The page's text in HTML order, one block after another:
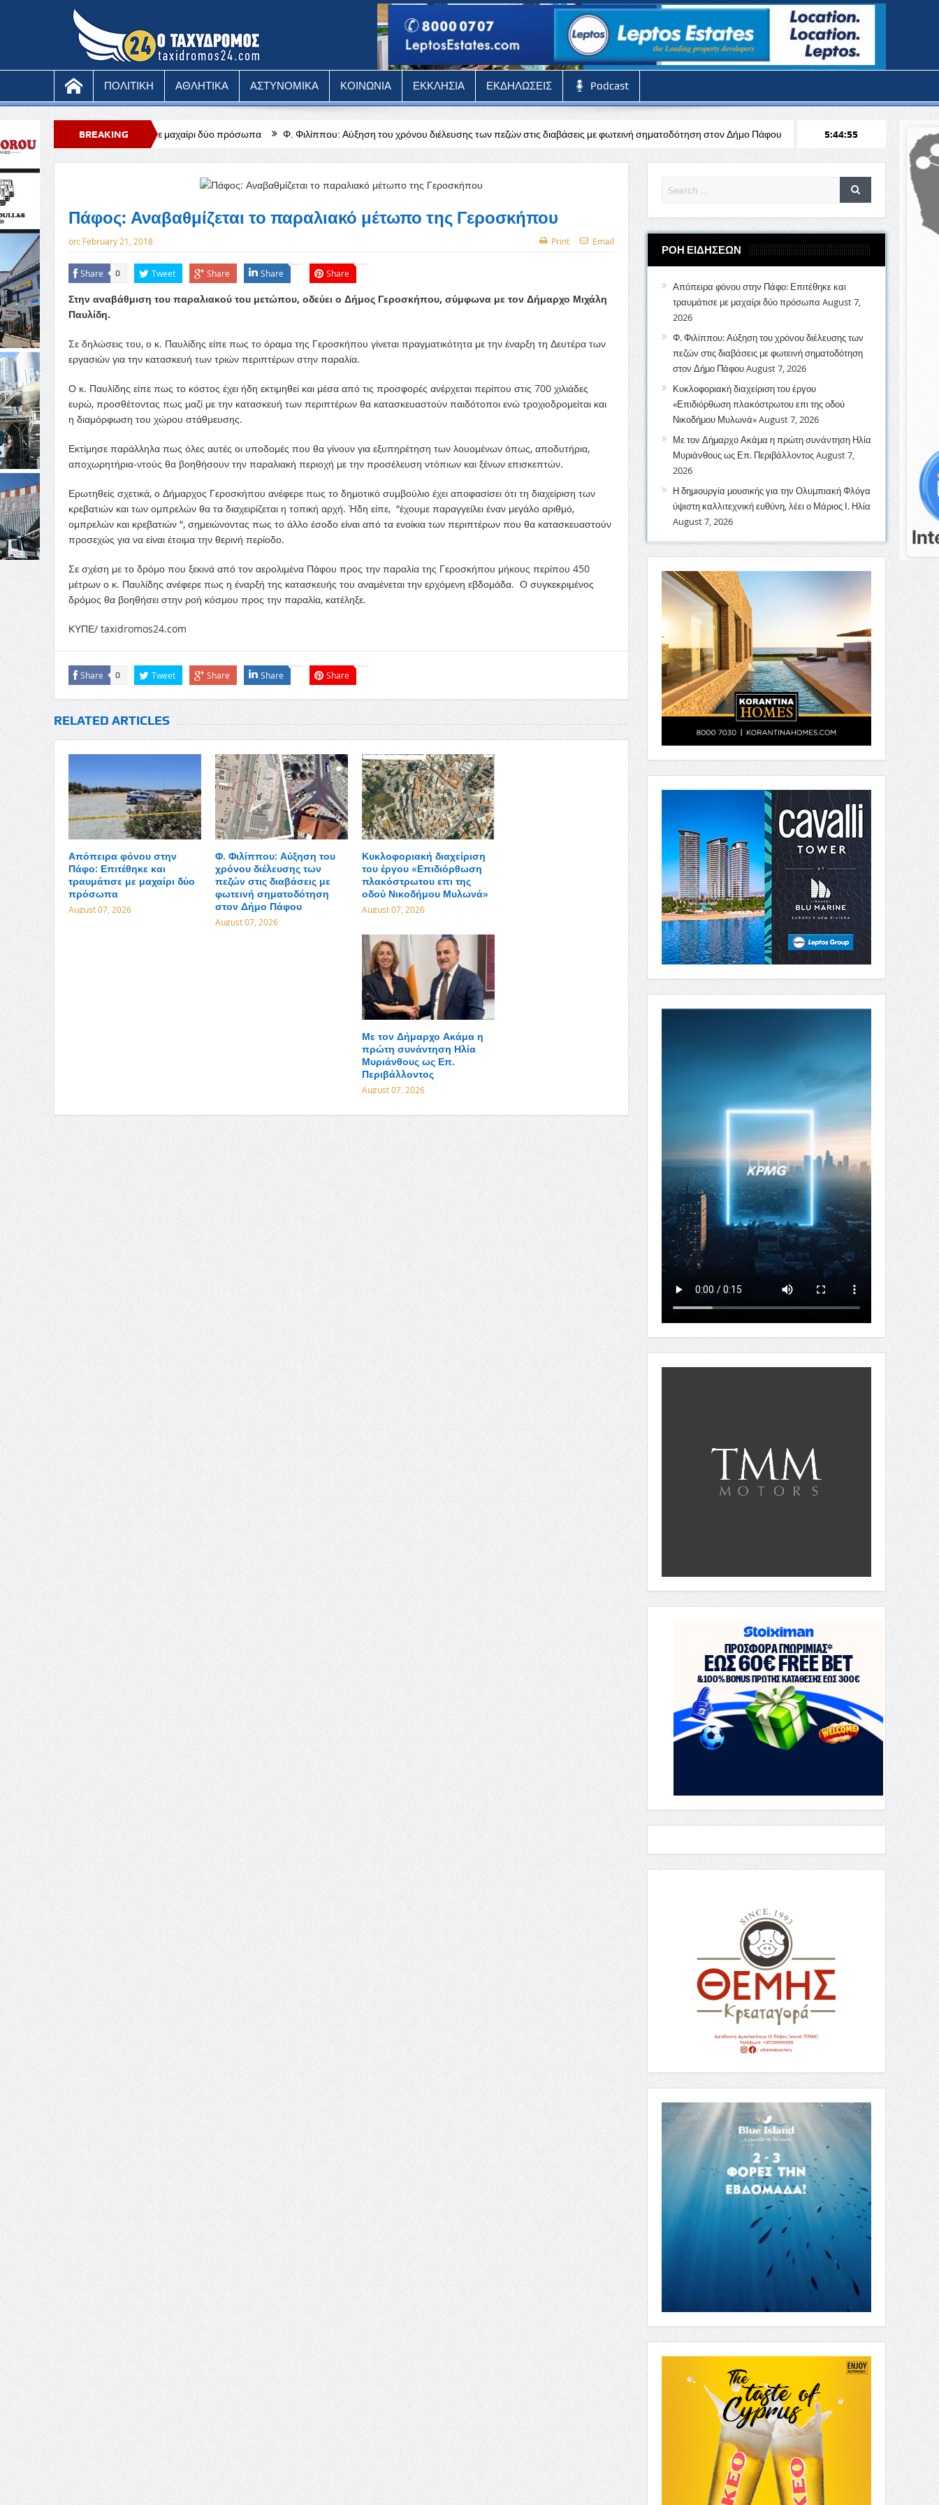
ΠΟΛΙΤΙΚΗ ΑΘΛΗΤΙΚΑ ΑΣΤΥΝΟΜΙΚΑ ΚΟΙΝΩΝΙΑ ΕΚΚΛΗΣΙΑ ΕΚΔΗΛΩΣΕΙΣ Podcast
BREAKING
NEWS
τραυμάτισε με μαχαίρι δύο πρόσωπα Φ. Φιλίππου: Αύξηση του χρόνου διέλευσης των πεζών στις διαβάσεις με φωτεινή σηματοδότηση στον Δήμο Πάφου Κυκλοφοριακή διαχείριση του έργου
5:44:56
Πάφος: Αναβαθμίζεται το παραλιακό μέτωπο της Γεροσκήπου
on: February 21, 2018 Print Email
Share 0 Tweet Share Share Share
Στην αναβάθμιση του παραλιακού του μετώπου, οδεύει ο Δήμος Γεροσκήπου, σύμφωνα με τον Δήμαρχο Μιχάλη
Παυλίδη.
Σε δηλώσεις του, ο κ. Παυλίδης είπε πως το όραμα της Γεροσκήπου γίνεται πραγματικότητα με την έναρξη τη Δευτέρα των
εργασιών για την κατασκευή των τριών περιπτέρων στην παραλία.
Ο κ. Παυλίδης είπε πως το κόστος έχει ήδη εκτιμηθεί και μέσα από τις προσφορές ανέρχεται περίπου στις 700 χιλιάδες
ευρώ, προσθέτοντας πως μαζί με την κατασκευή των περιπτέρων θα κατασκευαστούν παιδότοποι ενώ τροχιοδρομείται και
η διαμόρφωση του χώρου στάθμευσης.
Εκτίμησε παράλληλα πως όλες αυτές οι υποδομές που θα γίνουν για εξυπηρέτηση των λουομένων όπως, αποδυτήρια,
αποχωρητήρια-ντούς θα βοηθήσουν την παραλιακή περιοχή με την προσέλευση ντόπιων και ξένων επισκεπτών.
Ερωτηθείς σχετικά, ο Δήμαρχος Γεροσκήπου ανέφερε πως το δημοτικό συμβούλιο έχει αποφασίσει ότι τη διαχείριση των
κρεβατιών και των ομπρελών θα τα διαχειρίζεται η τοπική αρχή. Ήδη είπε, “έχουμε παραγγείλει έναν μεγάλο αριθμό,
ομπρελών και κρεβατιών “, σημειώνοντας πως το άλλο έσοδο είναι από τα ενοίκια των περιπτέρων που θα κατασκευαστούν
προσεχώς για να είναι έτοιμα την θερινή περίοδο.
Σε σχέση με το δρόμο που ξεκινά από τον αερολιμένα Πάφου προς την παραλία της Γεροσκήπου μήκους περίπου 450
μέτρων ο κ. Παυλίδης ανέφερε πως η έναρξή της κατασκευής του αναμένεται την ερχόμενη εβδομάδα. Ο συγκεκριμένος
δρόμος θα βοηθήσει στην ροή κόσμου προς την παραλία, κατέληξε.
ΚΥΠΕ/ taxidromos24.com
Share 0 Tweet Share Share Share
RELATED ARTICLES
Απόπειρα φόνου στην
Πάφο: Επιτέθηκε και
τραυμάτισε με μαχαίρι δύο
πρόσωπα
August 07, 2026
Φ. Φιλίππου: Αύξηση του
χρόνου διέλευσης των
πεζών στις διαβάσεις με
φωτεινή σηματοδότηση
στον Δήμο Πάφου
August 07, 2026
Κυκλοφοριακή διαχείριση
του έργου «Επιδιόρθωση
πλακόστρωτου επι της
οδού Νικοδήμου Μυλωνά»
August 07, 2026
Με τον Δήμαρχο Ακάμα η
πρώτη συνάντηση Ηλία
Μυριάνθους ως Επ.
Περιβάλλοντος
August 07, 2026
ΡΟΗ ΕΙΔΗΣΕΩΝ
Απόπειρα φόνου στην Πάφο: Επιτέθηκε και
τραυμάτισε με μαχαίρι δύο πρόσωπα August 7,
2026
Φ. Φιλίππου: Αύξηση του χρόνου διέλευσης των
πεζών στις διαβάσεις με φωτεινή σηματοδότηση
στον Δήμο ΠάφουAugust 7, 2026
Κυκλοφοριακή διαχείριση του έργου
«Επιδιόρθωση πλακόστρωτου επι της οδού
Νικοδήμου Μυλωνά»August 7, 2026
Με τον Δήμαρχο Ακάμα η πρώτη συνάντηση Ηλία
Μυριάνθους ως Επ. ΠεριβάλλοντοςAugust 7,
2026
Η δημιουργία μουσικής για την Ολυμπιακή Φλόγα
ύψιστη καλλιτεχνική ευθύνη, λέει ο Μάριος Ι. Ηλία
August 7, 2026